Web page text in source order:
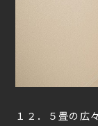
１２．５畳の広